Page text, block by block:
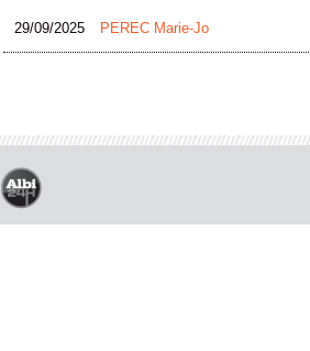
29/09/2025
PEREC Marie-Jo